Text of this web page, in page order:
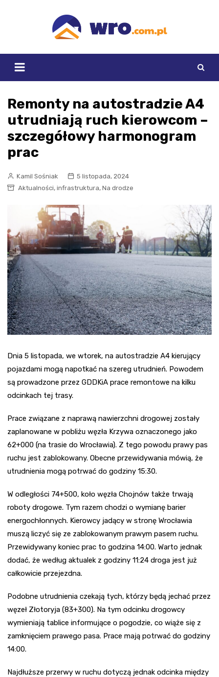
Remonty na autostradzie A4
utrudniają ruch kierowcom –
szczegółowy harmonogram
prac
Kamil Sośniak
5 listopada, 2024
Aktualności, infrastruktura, Na drodze
Dnia 5 listopada, we wtorek, na autostradzie A4 kierujący
pojazdami mogą napotkać na szereg utrudnień. Powodem
są prowadzone przez GDDKiA prace remontowe na kilku
odcinkach tej trasy.
Prace związane z naprawą nawierzchni drogowej zostały
zaplanowane w pobliżu węzła Krzywa oznaczonego jako
62+000 (na trasie do Wrocławia). Z tego powodu prawy pas
ruchu jest zablokowany. Obecne przewidywania mówią, że
utrudnienia mogą potrwać do godziny 15:30.
W odległości 74+500, koło węzła Chojnów także trwają
roboty drogowe. Tym razem chodzi o wymianę barier
energochłonnych. Kierowcy jadący w stronę Wrocławia
muszą liczyć się ze zablokowanym prawym pasem ruchu.
Przewidywany koniec prac to godzina 14:00. Warto jednak
dodać, że według aktualek z godziny 11:24 droga jest już
całkowicie przejezdna.
Podobne utrudnienia czekają tych, którzy będą jechać przez
węzeł Złotoryja (83+300). Na tym odcinku drogowcy
wymieniają tablice informujące o pogodzie, co wiąże się z
zamknięciem prawego pasa. Prace mają potrwać do godziny
14:00.
Najdłuższe przerwy w ruchu dotyczą jednak odcinka między